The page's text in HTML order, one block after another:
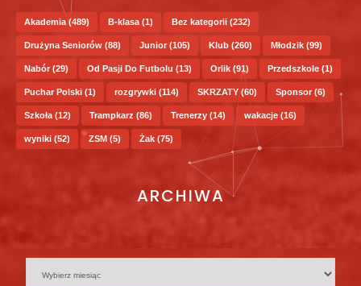
Akademia (489) B-klasa (1) Bez kategorii (232)
Drużyna Seniorów (88) Junior (105) Klub (260) Młodzik (99)
Nabór (29) Od Pasji Do Futbolu (13) Orlik (91) Przedszkole (1)
Puchar Polski (1) rozgrywki (114) SKRZATY (60) Sponsor (6)
Szkoła (12) Trampkarz (86) Trenerzy (14) wakacje (16)
wyniki (52) ZSM (5) Żak (75)
ARCHIWA